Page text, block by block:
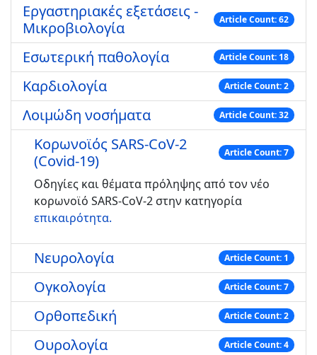
Εργαστηριακές εξετάσεις -
Μικροβιολογία
Article Count: 62
Εσωτερική παθολογία Article Count: 18
Καρδιολογία Article Count: 2
Λοιμώδη νοσήματα Article Count: 32
Κορωνοϊός SARS-CoV-2
(Covid-19)
Article Count: 7
Οδηγίες και θέματα πρόληψης από τον νέο
κορωνοϊό SARS-CoV-2 στην κατηγορία
επικαιρότητα.
Νευρολογία Article Count: 1
Ογκολογία Article Count: 7
Ορθοπεδική Article Count: 2
Ουρολογία Article Count: 4